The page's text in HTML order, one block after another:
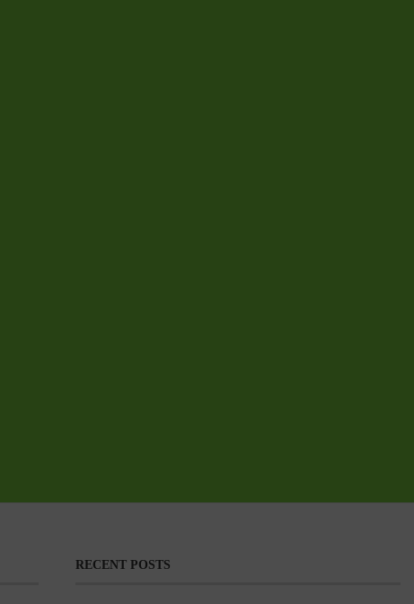
RECENT POSTS